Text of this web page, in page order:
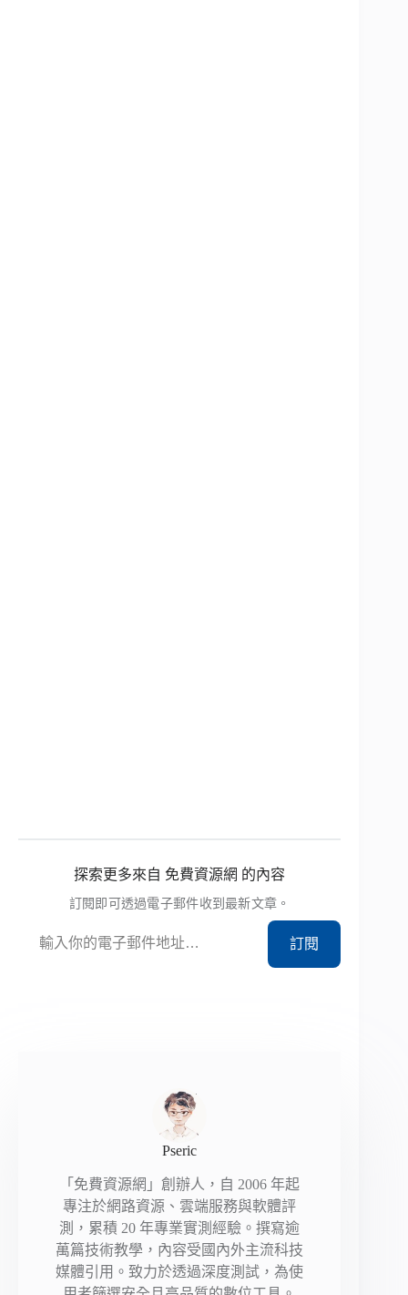
探索更多來自 免費資源網 的內容
訂閱即可透過電子郵件收到最新文章。
訂閱
Pseric
「免費資源網」創辦人，自 2006 年起
專注於網路資源、雲端服務與軟體評
測，累積 20 年專業實測經驗。撰寫逾
萬篇技術教學，內容受國內外主流科技
媒體引用。致力於透過深度測試，為使